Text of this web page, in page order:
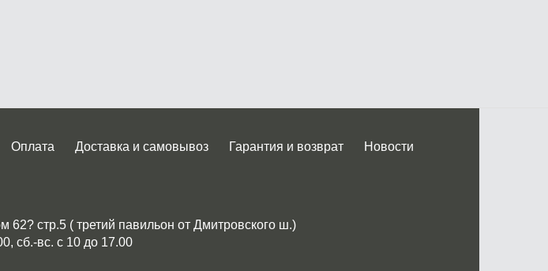
Оплата Доставка и самовывоз Гарантия и возврат Новости
62? стр.5 ( третий павильон от Дмитровского ш.)
сб.-вс. с 10 до 17.00